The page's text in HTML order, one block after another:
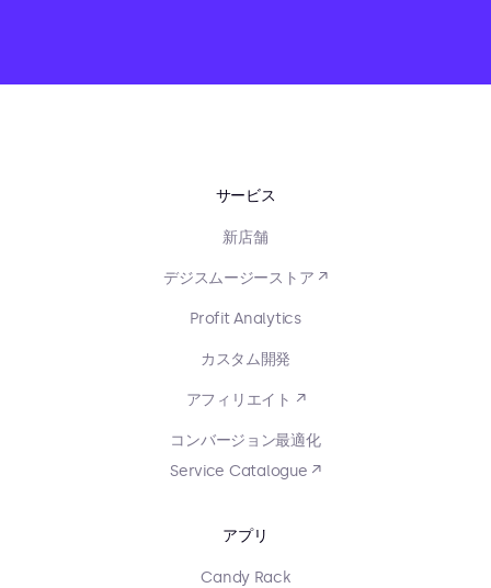
サービス
新店舗
デジスムージーストア ↗
Profit Analytics
カスタム開発
アフィリエイト ↗
コンバージョン最適化
Service Catalogue ↗
アプリ
Candy Rack